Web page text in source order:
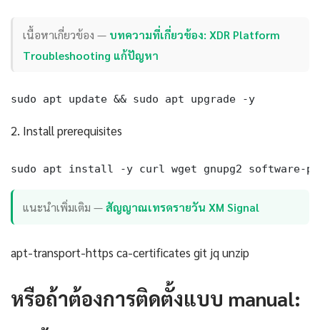
เนื้อหาเกี่ยวข้อง — บทความที่เกี่ยวข้อง: XDR Platform
Troubleshooting แก้ปัญหา
sudo apt update && sudo apt upgrade -y
2. Install prerequisites
sudo apt install -y curl wget gnupg2 software-
แนะนำเพิ่มเติม —สัญญาณเทรดรายวัน XM Signal
apt-transport-https ca-certificates git jq unzip
หรือถ้าต้องการติดตั้งแบบ manual: